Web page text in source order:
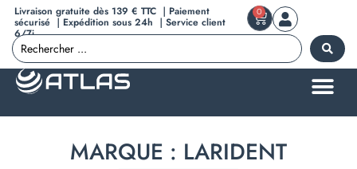
Livraison gratuite dès 139 € TTC ｜Paiement
sécurisé ｜Expédition sous 24h ｜Service client
6/7j
0
MARQUE : LARIDENT